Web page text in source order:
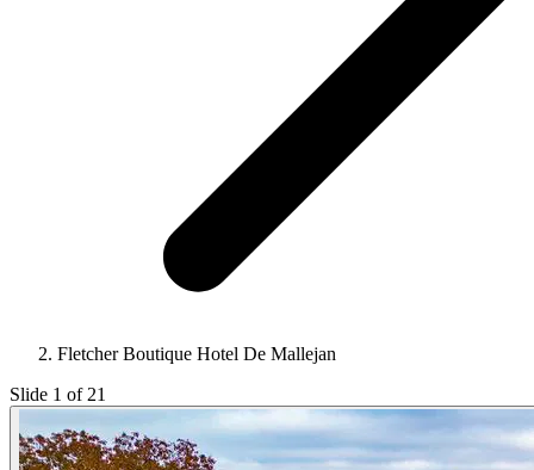
Fletcher Boutique Hotel De Mallejan
Slide 1 of 21